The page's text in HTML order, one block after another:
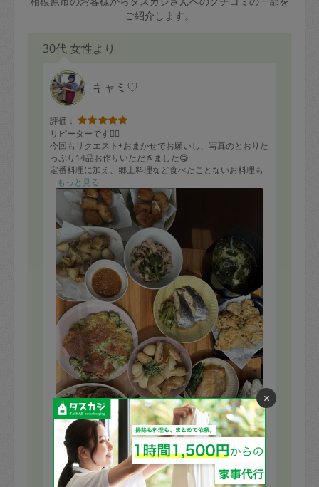
ご紹介します。
30代 女性より
キャミ♡
評価：
リピーターです🙋‍♀️
今回もリクエスト+おまかせでお願いし、写真のとおりた
っぷり14品お作りいただきました😋
定番料理に加え、郷土料理など食べたことないお料理も
お作りいただけるので、我が家のレパートリーも増えて
嬉しいです☺️
キッチンも綺麗にしていただいて助かりました🥲
また次回もお待ちしております♡
もっと見る
※依頼者の依頼当時の主観的な感想です。
×